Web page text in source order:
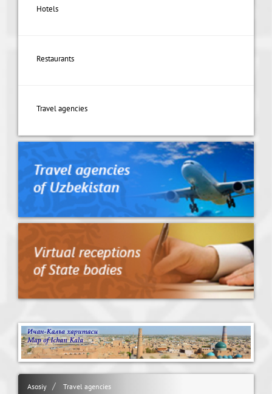
Hotels
Restaurants
Travel agencies
Asosiy Travel agencies